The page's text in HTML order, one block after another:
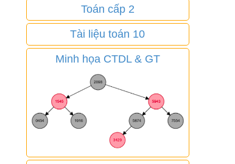
Toán cấp 2
Tài liệu toán 10
Minh họa CTDL & GT